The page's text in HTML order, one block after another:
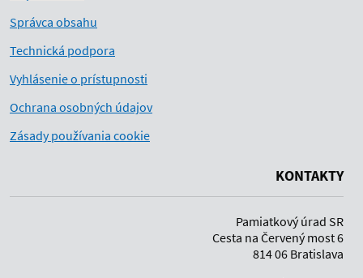
Správca obsahu
Technická podpora
Vyhlásenie o prístupnosti
Ochrana osobných údajov
Zásady používania cookie
KONTAKTY
Pamiatkový úrad SR
Cesta na Červený most 6
814 06 Bratislava